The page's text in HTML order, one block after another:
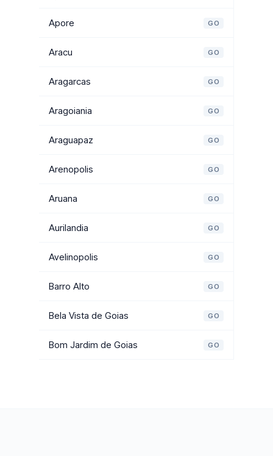
Apore GO
Aracu GO
Aragarcas GO
Aragoiania GO
Araguapaz GO
Arenopolis GO
Aruana GO
Aurilandia GO
Avelinopolis GO
Barro Alto GO
Bela Vista de Goias GO
Bom Jardim de Goias GO